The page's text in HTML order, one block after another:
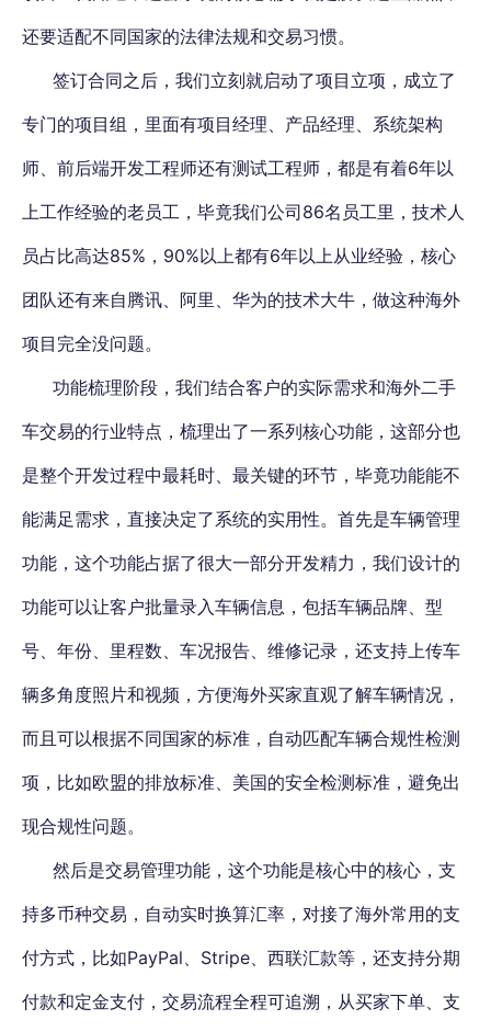
还要适配不同国家的法律法规和交易习惯。
签订合同之后，我们立刻就启动了项目立项，成立了
专门的项目组，里面有项目经理、产品经理、系统架构
师、前后端开发工程师还有测试工程师，都是有着6年以
上工作经验的老员工，毕竟我们公司86名员工里，技术人
员占比高达85%，90%以上都有6年以上从业经验，核心
团队还有来自腾讯、阿里、华为的技术大牛，做这种海外
项目完全没问题。
功能梳理阶段，我们结合客户的实际需求和海外二手
车交易的行业特点，梳理出了一系列核心功能，这部分也
是整个开发过程中最耗时、最关键的环节，毕竟功能能不
能满足需求，直接决定了系统的实用性。首先是车辆管理
功能，这个功能占据了很大一部分开发精力，我们设计的
功能可以让客户批量录入车辆信息，包括车辆品牌、型
号、年份、里程数、车况报告、维修记录，还支持上传车
辆多角度照片和视频，方便海外买家直观了解车辆情况，
而且可以根据不同国家的标准，自动匹配车辆合规性检测
项，比如欧盟的排放标准、美国的安全检测标准，避免出
现合规性问题。
然后是交易管理功能，这个功能是核心中的核心，支
持多币种交易，自动实时换算汇率，对接了海外常用的支
付方式，比如PayPal、Stripe、西联汇款等，还支持分期
付款和定金支付，交易流程全程可追溯，从买家下单、支